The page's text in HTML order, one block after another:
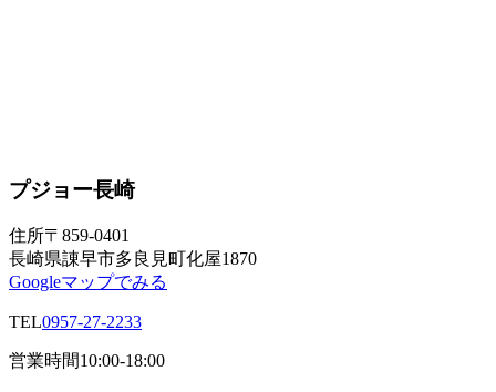
プジョー長崎
住所〒859-0401
長崎県諌早市多良見町化屋1870
Googleマップでみる
TEL0957-27-2233
営業時間10:00-18:00